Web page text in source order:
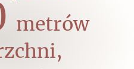
metrów